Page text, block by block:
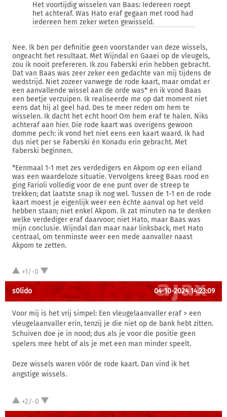
Het voortijdig wisselen van Baas: Iedereen roept
het achteraf. Was Hato eraf gegaan met rood had
iedereen hem zeker weten gewisseld.
Nee. Ik ben per definitie geen voorstander van deze wissels,
ongeacht het resultaat. Met Wijndal en Gaaei op de vleugels,
zou ik nooit prefereren. Ik zou Faberski erin hebben gebracht.
Dat van Baas was zeer zeker een gedachte van mij tijdens de
wedstrijd. Niet zozeer vanwege de rode kaart, maar omdat er
een aanvallende wissel aan de orde was* en ik vond Baas
een beetje verzuipen. Ik realiseerde me op dat moment niet
eens dat hij al geel had. Des te meer reden om hem te
wisselen. Ik dacht het echt hoor! Om hem eraf te halen. Niks
achteraf aan hier. Die rode kaart was overigens gewoon
domme pech: ik vond het niet eens een kaart waard. Ik had
dus niet per se Faberski én Konadu erin gebracht. Met
Faberski beginnen.
*Eenmaal 1-1 met zes verdedigers en Akpom op een eiland
was een waardeloze situatie. Vervolgens kreeg Baas rood en
ging Farioli volledig voor de ene punt over de streep te
trekken; dat laatste snap ik nog wel. Tussen de 1-1 en de rode
kaart moest je eigenlijk weer een échte aanval op het veld
hebben staan; niet enkel Akpom. Ik zat minuten na te denken
welke verdediger eraf daarvoor; niet Hato, maar Baas was
mijn conclusie. Wijndal dan maar naar linksback, met Hato
centraal, om tenminste weer een mede aanvaller naast
Akpom te zetten.
+1/-0
s0lido 04-10-2024 14:23:09
Voor mij is het vrij simpel: Een vleugelaanvaller eraf > een
vleugelaanvaller erin, tenzij je die niet op de bank hebt zitten.
Schuiven doe je in nood; dus als je voor die positie geen
spelers mee hebt of als je met een man minder speelt.
Deze wissels waren vóór de rode kaart. Dan vind ik het
angstige wissels.
+2/-0